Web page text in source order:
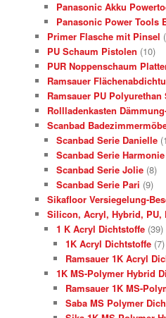
Panasonic Akku
Panasonic Power Tools
Primer Flasche mit Pinsel
PU Schaum Pistolen (10)
PUR Noppenschaum
Ramsauer
Ramsauer PU Polyurethan
Rollladenkasten
Scanbad
Scanbad Serie Danielle
Scanbad Serie Harmonie
Scanbad Serie Jolie (8)
Scanbad Serie Pari (9)
Sikafloor Versiegelung-
Silicon, Acryl, Hybrid,
1 K Acryl Dichtstoffe (39)
1K Acryl Dichtstoffe (7)
Ramsauer 1K Acryl
1K MS-Polymer Hybrid
Ramsauer 1K MS-
Saba MS Polymer